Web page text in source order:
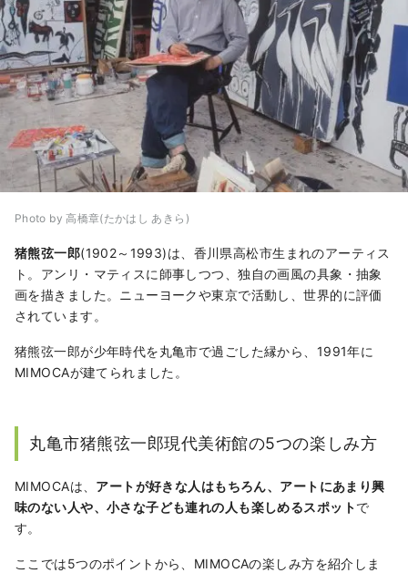
Photo by 高橋章(たかはし あきら)
猪熊弦一郎(1902～1993)は、香川県高松市生まれのアーティス
ト。アンリ・マティスに師事しつつ、独自の画風の具象・抽象
画を描きました。ニューヨークや東京で活動し、世界的に評価
されています。
猪熊弦一郎が少年時代を丸亀市で過ごした縁から、1991年に
MIMOCAが建てられました。
丸亀市猪熊弦一郎現代美術館の5つの楽しみ方
MIMOCAは、 アートが好きな人はもちろん、アートにあまり興
味のない人や、小さな子ども連れの人も楽しめるスポットで
す。
ここでは5つのポイントから、MIMOCAの楽しみ方を紹介しま